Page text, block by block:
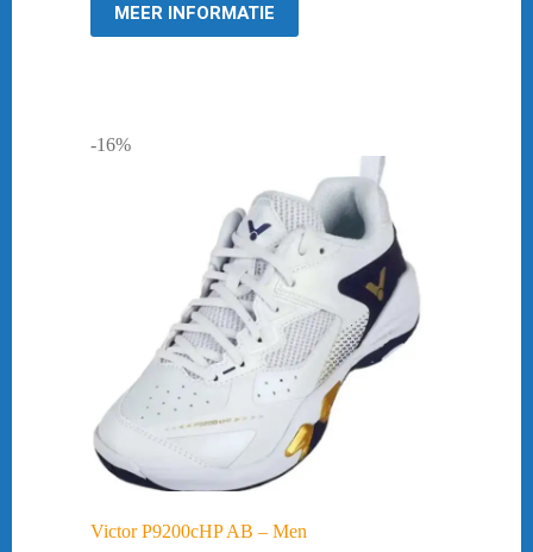
MEER INFORMATIE
-16%
Victor P9200cHP AB – Men